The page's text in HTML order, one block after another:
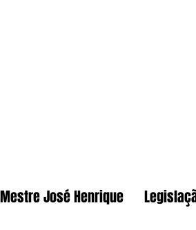
Mestre José Henrique